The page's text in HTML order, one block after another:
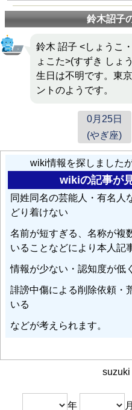
鈴木詔子
鈴木 詔子 <しょうこ
ょこた>(すずき しょ
生日は不明です。東
ントのようです。
0月25日
(やぎ座)
wiki情報を探しました
wikiの記事が
同姓同名の芸能人・有名人
どり着けない
名前が短すぎる、名称が複
いることなどにより本人記
情報が少ない・認知度が低
誹謗中傷による削除依頼・
いる
などが考えられます。
suzuki
年 月